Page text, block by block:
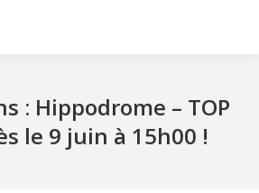
: Hippodrome – TOP
le 9 juin à 15h00 !